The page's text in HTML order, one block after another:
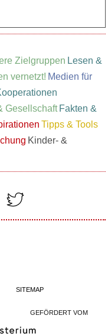
Zielgruppen Lesen &
vernetzt! Medien für
Gesellschaft Fakten &
Tipps & Tools
Kinder- &
SITEMAP
GEFÖRDERT VOM